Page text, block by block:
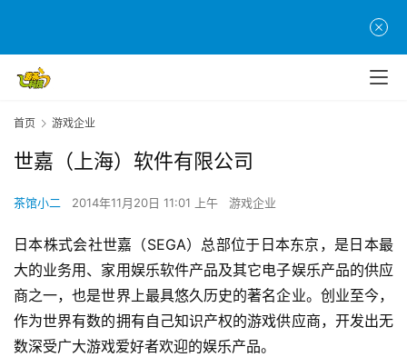
首
页
首页 游戏企业
世嘉（上海）软件有限公司
茶馆小二 2014年11月20日 11:01 上午 游戏企业
日本株式会社世嘉（SEGA）总部位于日本东京，是日本最
大的业务用、家用娱乐软件产品及其它电子娱乐产品的供应
商之一，也是世界上最具悠久历史的著名企业。创业至今，
作为世界有数的拥有自己知识产权的游戏供应商，开发出无
数深受广大游戏爱好者欢迎的娱乐产品。